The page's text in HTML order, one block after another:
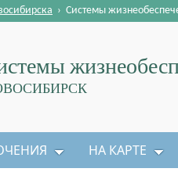
› Системы
НА КАРТЕ